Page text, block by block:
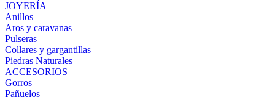
JOYERÍA
Anillos
Aros y caravanas
Pulseras
Collares y gargantillas
Piedras Naturales
ACCESORIOS
Gorros
Pañuelos